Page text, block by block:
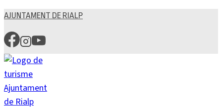
Vés
al
contingut
AJUNTAMENT DE RIALP